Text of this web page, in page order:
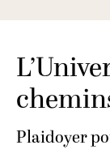
Plaidoyer